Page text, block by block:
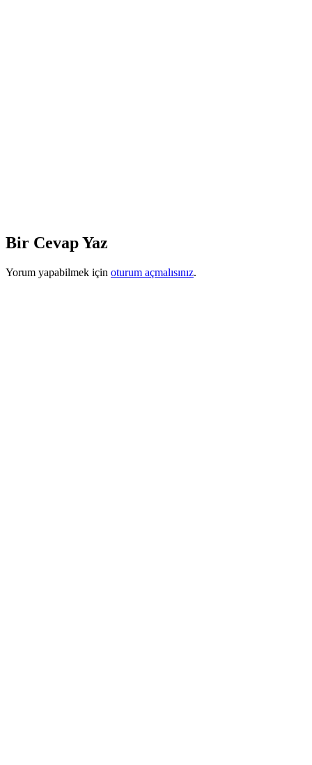
Bir Cevap Yaz
Yorum yapabilmek için oturum açmalısınız.